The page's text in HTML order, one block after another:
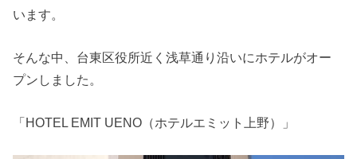
います。
そんな中、台東区役所近く浅草通り沿いにホテルがオー
プンしました。
「HOTEL EMIT UENO（ホテルエミット上野）」